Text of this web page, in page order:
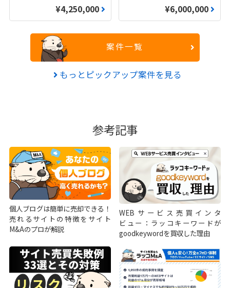
¥4,250,000 ¥6,000,000
案件一覧
もっとピックアップ案件を見る
参考記事
個人ブログは簡単に売却できる！
売れるサイトの特徴をサイト
M&Aのプロが解説
WEBサービス売買インタ
ビュー：ラッコキーワードが
goodkeywordを買収した理由